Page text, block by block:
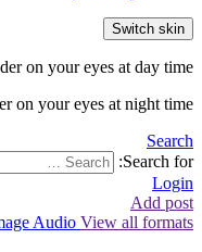
Switch skin
on your eyes at day time.
on your eyes at night time.
Search
Search for:
Login
Add post
Audio View all formats